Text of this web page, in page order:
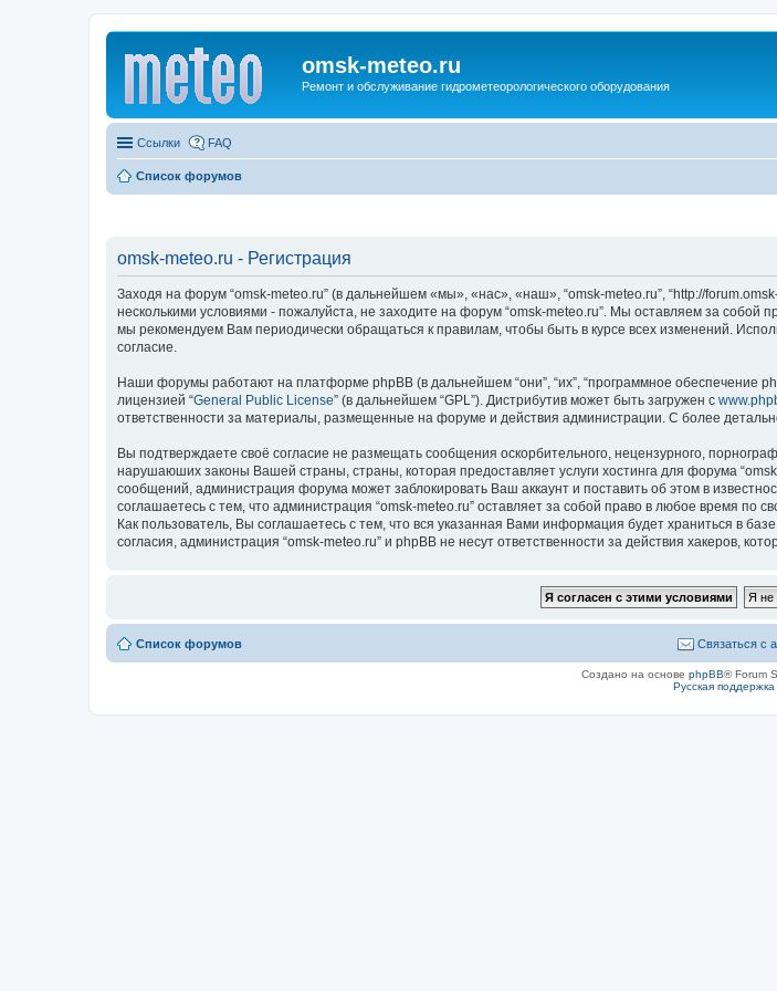
omsk-meteo.ru
Ремонт и обслуживание гидрометеорологического оборудования
Ссылки FAQ
Список форумов
omsk-meteo.ru - Регистрация
Заходя на форум “omsk-meteo.ru” (в дальнейшем «мы», «нас», «наш», “omsk-meteo.ru”, “http://
несколькими условиями - пожалуйста, не заходите на форум “omsk-meteo.ru”. Мы оставляем за
мы рекомендуем Вам периодически обращаться к правилам, чтобы быть в курсе всех изменений.
согласие.
Наши форумы работают на платформе phpBB (в дальнейшем “они”, “их”, “программное обеспечение
лицензией “General Public License” (в дальнейшем “GPL”). Дистрибутив может быть загружен с
ответственности за материалы, размещенные на форуме и действия администрации. С более
Вы подтверждаете своё согласие не размещать сообщения оскорбительного, нецензурного,
нарушаюших законы Вашей страны, страны, которая предоставляет услуги хостинга для форума
сообщений, администрация форума может заблокировать Ваш аккаунт и поставить об этом в
соглашаетесь с тем, что администрация “omsk-meteo.ru” оставляет за собой право в любое время
Как пользователь, Вы соглашаетесь с тем, что вся указанная Вами информация будет храниться в
согласия, администрация “omsk-meteo.ru” и phpBB не несут ответственности за действия хакеров,
Список форумов Связаться с
Создано на основе phpBB® Forum
Русская